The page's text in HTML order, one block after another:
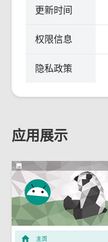
更新时间
权限信息
隐私政策
应用展示